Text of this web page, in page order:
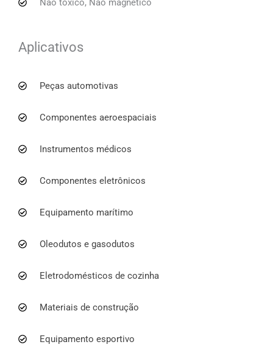
Não tóxico, Não magnético
Aplicativos
Peças automotivas
Componentes aeroespaciais
Instrumentos médicos
Componentes eletrônicos
Equipamento marítimo
Oleodutos e gasodutos
Eletrodomésticos de cozinha
Materiais de construção
Equipamento esportivo